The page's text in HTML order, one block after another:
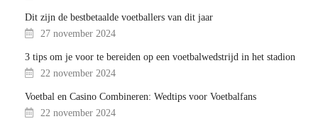
Dit zijn de bestbetaalde voetballers van dit jaar
27 november 2024
3 tips om je voor te bereiden op een voetbalwedstrijd in het stadion
22 november 2024
Voetbal en Casino Combineren: Wedtips voor Voetbalfans
22 november 2024